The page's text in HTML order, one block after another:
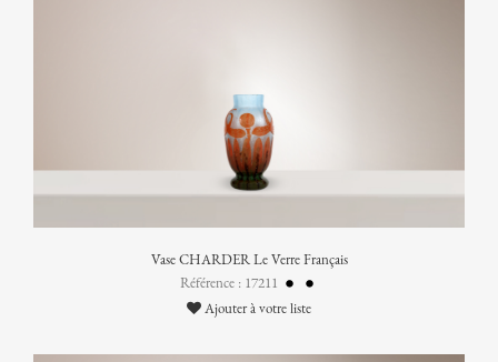
Vase CHARDER Le Verre Français
Référence : 17211
Ajouter à votre liste